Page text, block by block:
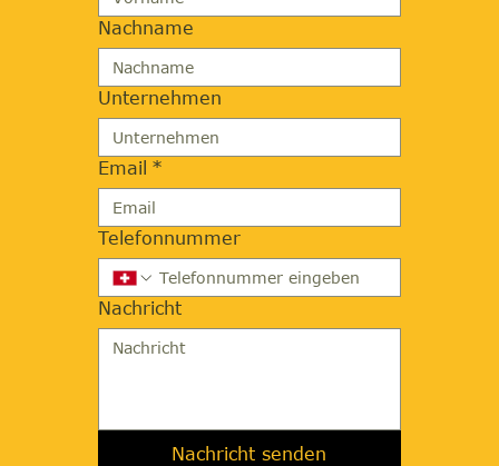
Nachname
Unternehmen
Email *
Telefonnummer
Nachricht
Nachricht senden